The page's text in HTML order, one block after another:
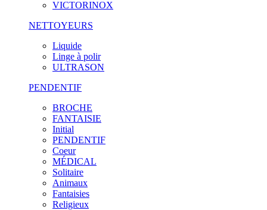
VICTORINOX
NETTOYEURS
Liquide
Linge à polir
ULTRASON
PENDENTIF
BROCHE
FANTAISIE
Initial
PENDENTIF
Coeur
MÉDICAL
Solitaire
Animaux
Fantaisies
Religieux